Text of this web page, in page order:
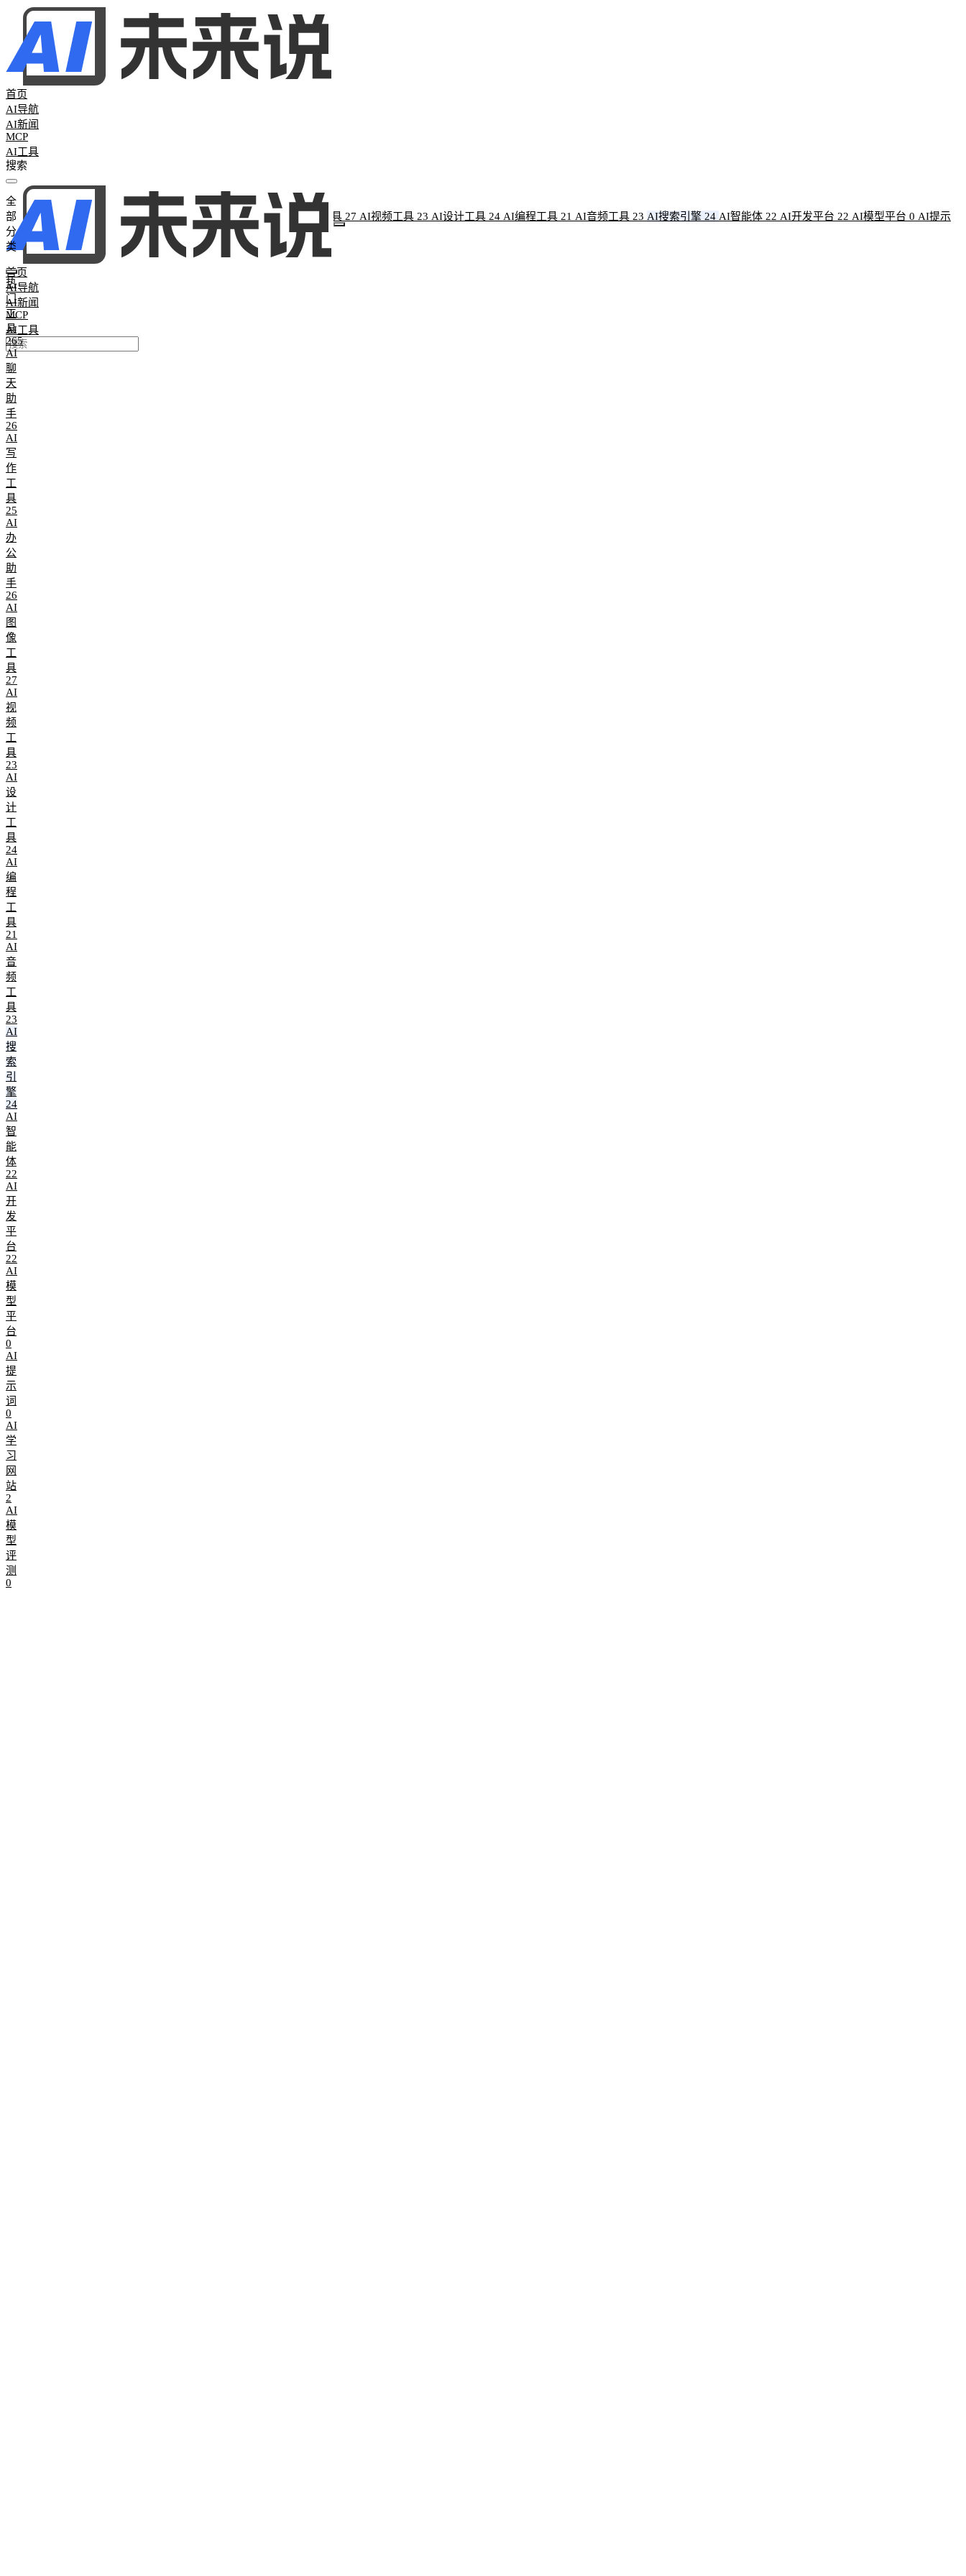
首页
AI导航
AI新闻
MCP
AI工具
首页
AI导航
AI新闻
MCP
AI工具
全
部
分
类
热
门
工
具
265
AI
聊
天
助
手
26
AI
写
作
工
具
25
AI
办
公
助
手
26
AI
图
像
工
具
27
AI
视
频
工
具
23
AI
设
计
工
具
24
AI
编
程
工
具
21
AI
音
频
工
具
23
AI
搜
索
引
擎
24
AI
智
能
体
22
AI
开
发
平
台
22
AI
模
型
平
台
0
AI
提
示
词
0
AI
学
习
网
站
2
AI
模
型
评
测
0
全部分类
热门工具
265 AI聊天助手 26 AI写作工具 25 AI办公助手 26 AI图像工具 27 AI视频工具 23 AI设计工具 24 AI编程工具 21 AI音频工具 23 AI搜索引擎 24 AI智能体 22 AI开发平台 22 AI模型平台 0 AI提示
词
AI学习网站 2 AI模型评测